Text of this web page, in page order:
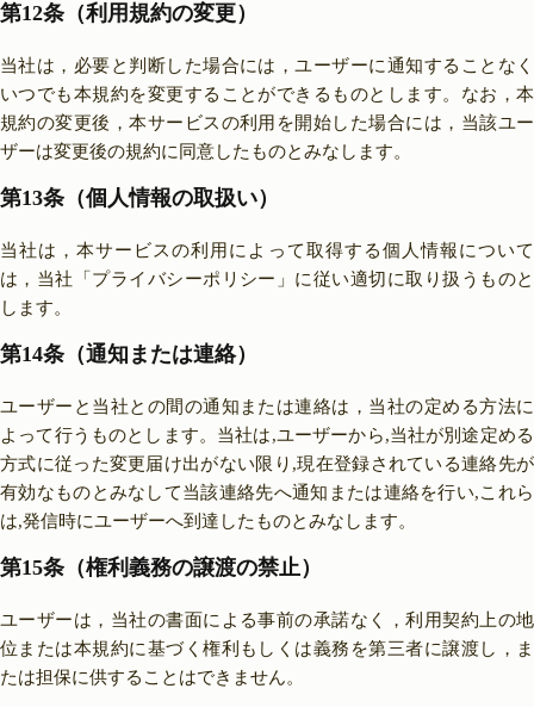
第12条（利用規約の変更）
当社は，必要と判断した場合には，ユーザーに通知することなく
いつでも本規約を変更することができるものとします。なお，本
規約の変更後，本サービスの利用を開始した場合には，当該ユー
ザーは変更後の規約に同意したものとみなします。
第13条（個人情報の取扱い）
当社は，本サービスの利用によって取得する個人情報について
は，当社「プライバシーポリシー」に従い適切に取り扱うものと
します。
第14条（通知または連絡）
ユーザーと当社との間の通知または連絡は，当社の定める方法に
よって行うものとします。当社は,ユーザーから,当社が別途定める
方式に従った変更届け出がない限り,現在登録されている連絡先が
有効なものとみなして当該連絡先へ通知または連絡を行い,これら
は,発信時にユーザーへ到達したものとみなします。
第15条（権利義務の譲渡の禁止）
ユーザーは，当社の書面による事前の承諾なく，利用契約上の地
位または本規約に基づく権利もしくは義務を第三者に譲渡し，ま
たは担保に供することはできません。